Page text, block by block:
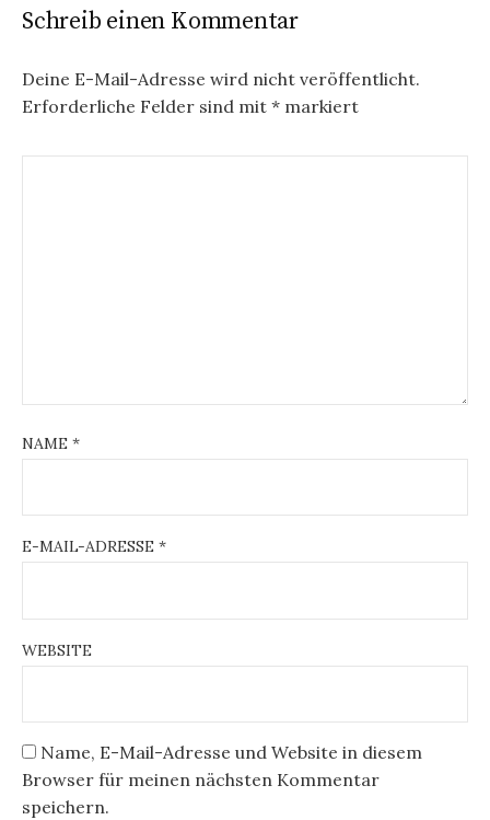
Schreib einen Kommentar
Deine E-Mail-Adresse wird nicht veröffentlicht.
Erforderliche Felder sind mit * markiert
NAME *
E-MAIL-ADRESSE *
WEBSITE
Name, E-Mail-Adresse und Website in diesem
Browser für meinen nächsten Kommentar
speichern.